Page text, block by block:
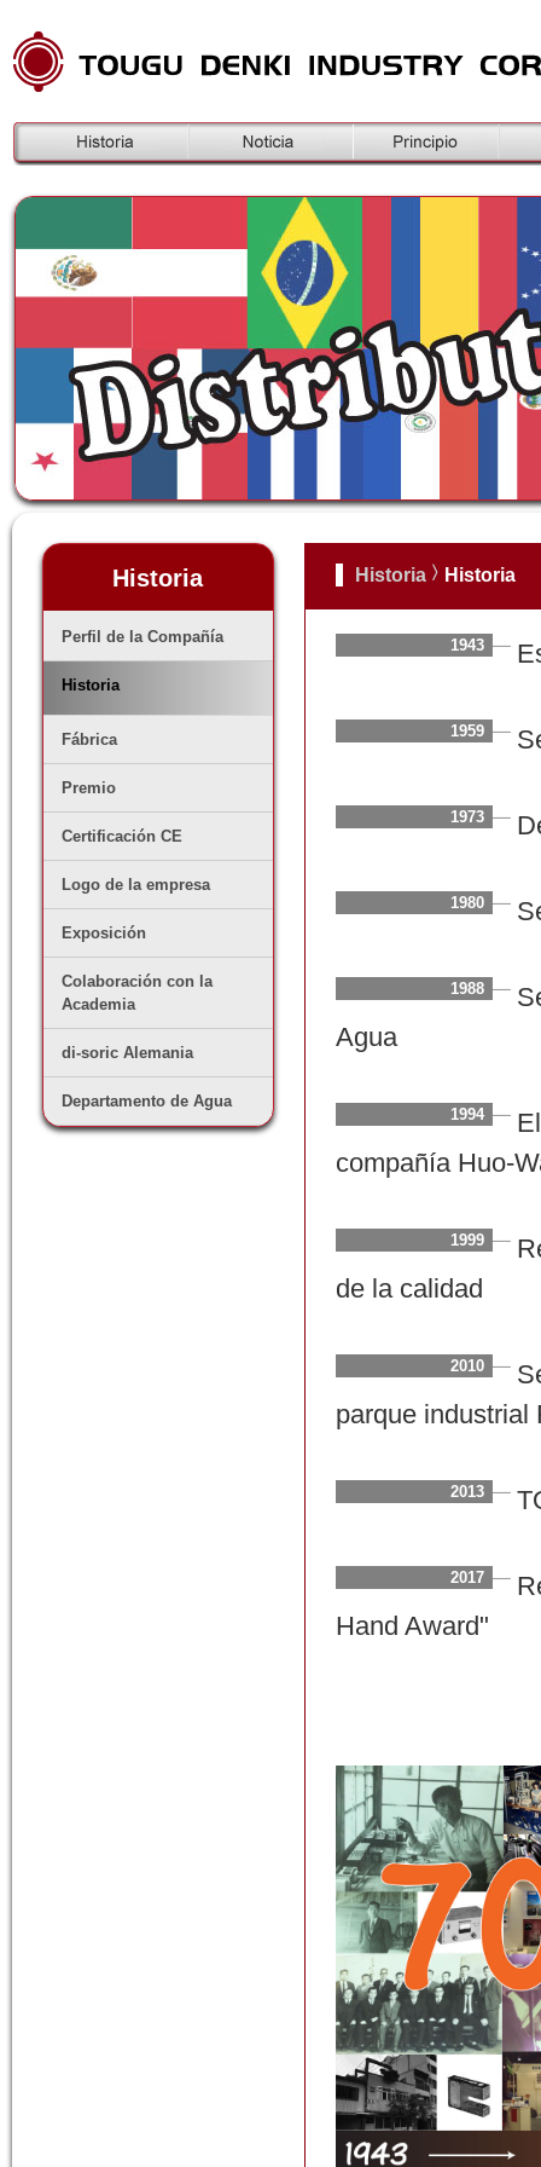
Historia
Perfil de la Compañía
Historia
Fábrica
Premio
Certificación CE
Logo de la empresa
Exposición
Colaboración con la
Academia
di-soric Alemania
Departamento de Agua
Historia Historia
1943
1959
1973
1980
1988
Agua
1994
compañía Huo-
1999
de la calidad
2010
parque industrial
2013
2017
Hand Award"